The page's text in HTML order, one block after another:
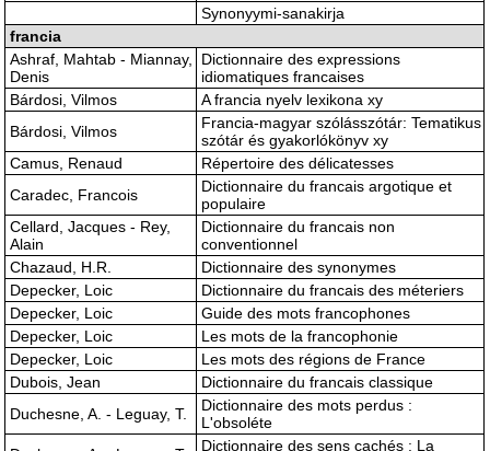
Synonyymi-sanakirja
francia
Ashraf, Mahtab - Miannay,
Denis
Dictionnaire des expressions
idiomatiques francaises
Bárdosi, Vilmos
A francia nyelv lexikona xy
Bárdosi, Vilmos
Francia-magyar szólásszótár: Tematikus
szótár és gyakorlókönyv xy
Camus, Renaud
Répertoire des délicatesses
Caradec, Francois
Dictionnaire du francais argotique et
populaire
Cellard, Jacques - Rey,
Alain
Dictionnaire du francais non
conventionnel
Chazaud, H.R.
Dictionnaire des synonymes
Depecker, Loic
Dictionnaire du francais des méteriers
Depecker, Loic
Guide des mots francophones
Depecker, Loic
Les mots de la francophonie
Depecker, Loic
Les mots des régions de France
Dubois, Jean
Dictionnaire du francais classique
Duchesne, A. - Leguay, T.
Dictionnaire des mots perdus :
L'obsoléte
Dictionnaire des sens cachés : La